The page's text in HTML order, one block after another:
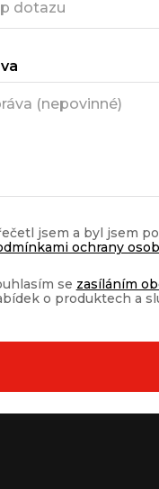
jsem a byl jsem
ochrany
se zasíláním
o produktech a